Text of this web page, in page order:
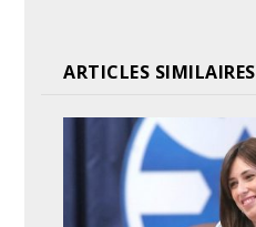
ARTICLES SIMILAIRES